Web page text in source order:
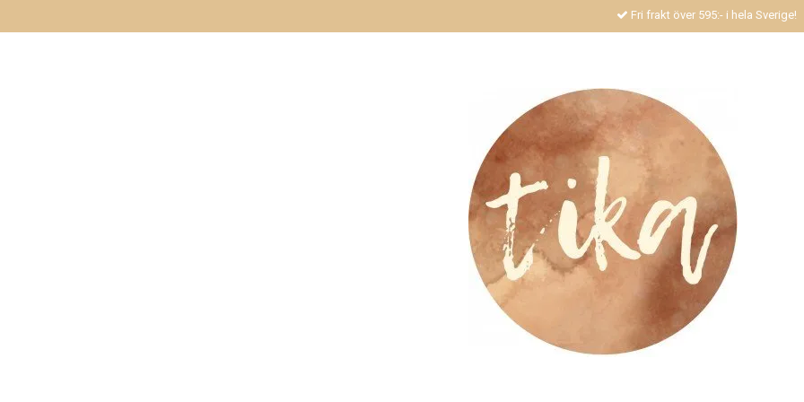
Fri frakt över 595:- i hela Sverige!